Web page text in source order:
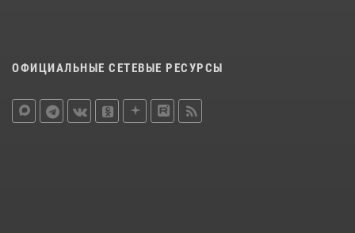
ОФИЦИАЛЬНЫЕ СЕТЕВЫЕ РЕСУРСЫ